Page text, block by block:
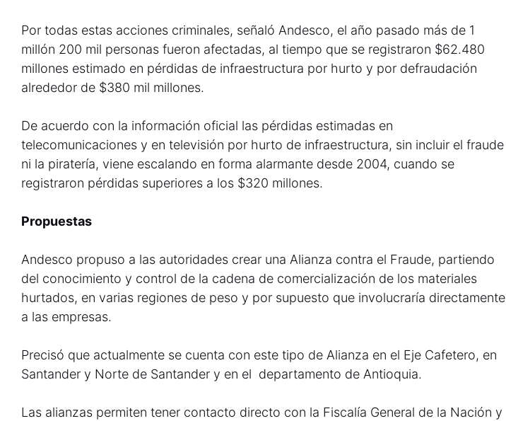
Por todas estas acciones criminales, señaló Andesco, el año pasado más de 1
millón 200 mil personas fueron afectadas, al tiempo que se registraron $62.480
millones estimado en pérdidas de infraestructura por hurto y por defraudación
alrededor de $380 mil millones.
De acuerdo con la información oficial las pérdidas estimadas en
telecomunicaciones y en televisión por hurto de infraestructura, sin incluir el fraude
ni la piratería, viene escalando en forma alarmante desde 2004, cuando se
registraron pérdidas superiores a los $320 millones.
Propuestas
Andesco propuso a las autoridades crear una Alianza contra el Fraude, partiendo
del conocimiento y control de la cadena de comercialización de los materiales
hurtados, en varias regiones de peso y por supuesto que involucraría directamente
a las empresas.
Precisó que actualmente se cuenta con este tipo de Alianza en el Eje Cafetero, en
Santander y Norte de Santander y en el departamento de Antioquia.
Las alianzas permiten tener contacto directo con la Fiscalía General de la Nación y